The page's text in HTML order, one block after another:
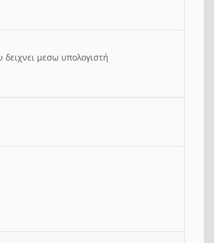
μεσω υπολογιστή